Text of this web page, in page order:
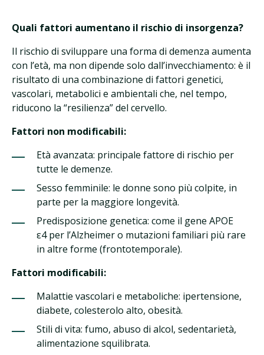
Quali fattori aumentano il rischio di insorgenza?
Il rischio di sviluppare una forma di demenza aumenta
con l’età, ma non dipende solo dall’invecchiamento: è il
risultato di una combinazione di fattori genetici,
vascolari, metabolici e ambientali che, nel tempo,
riducono la “resilienza” del cervello.
Fattori non modificabili:
Età avanzata: principale fattore di rischio per
tutte le demenze.
Sesso femminile: le donne sono più colpite, in
parte per la maggiore longevità.
Predisposizione genetica: come il gene APOE
ε4 per l’Alzheimer o mutazioni familiari più rare
in altre forme (frontotemporale).
Fattori modificabili:
Malattie vascolari e metaboliche: ipertensione,
diabete, colesterolo alto, obesità.
Stili di vita: fumo, abuso di alcol, sedentarietà,
alimentazione squilibrata.